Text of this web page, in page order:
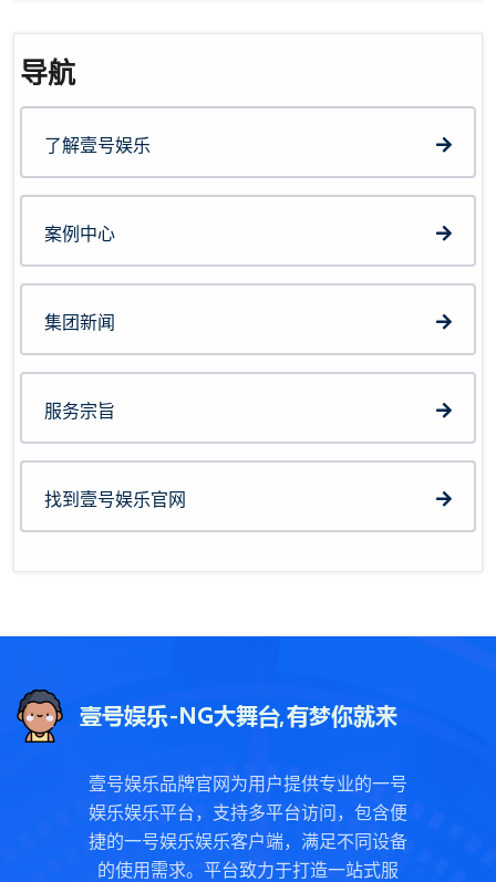
导航
了解壹号娱乐
案例中心
集团新闻
服务宗旨
找到壹号娱乐官网
壹号娱乐品牌官网为用户提供专业的一号
娱乐娱乐平台，支持多平台访问，包含便
捷的一号娱乐娱乐客户端，满足不同设备
的使用需求。平台致力于打造一站式服